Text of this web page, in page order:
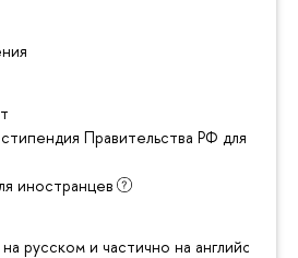
Правительства РФ для
иностранцев
русском и частично на английском